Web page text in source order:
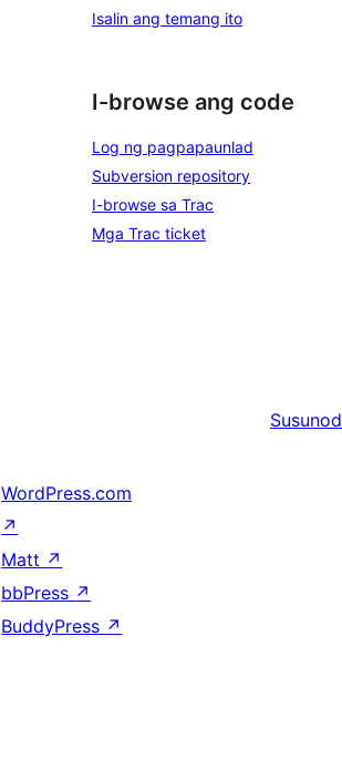
Isalin ang temang ito
I-browse ang code
Log ng pagpapaunlad
Subversion repository
I-browse sa Trac
Mga Trac ticket
Susunod
WordPress.com
↗
Matt ↗
bbPress ↗
BuddyPress ↗